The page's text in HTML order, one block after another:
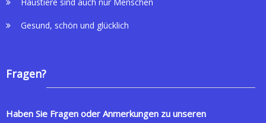
Gesund, schön und glücklich
Fragen?
Haben Sie Fragen oder Anmerkungen zu unseren